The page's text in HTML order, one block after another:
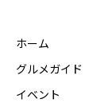
ホーム
グルメガイド
イベント